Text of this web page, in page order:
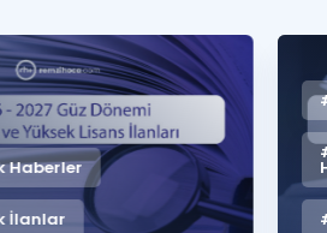
Haberler
İlanlar